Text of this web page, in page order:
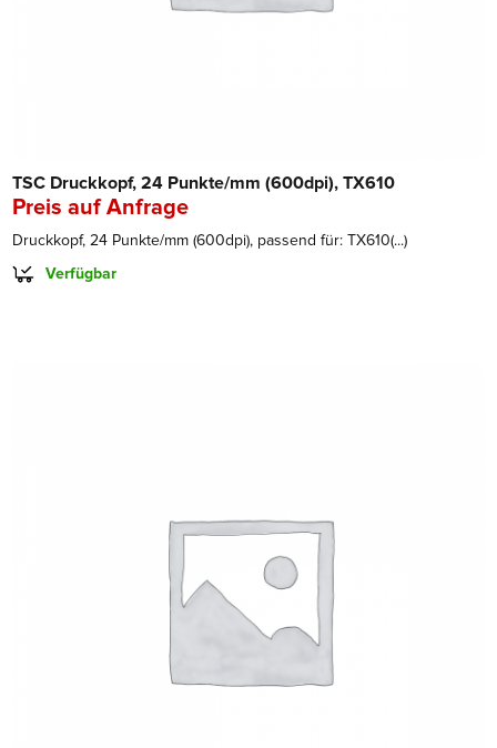
TSC Druckkopf, 24 Punkte/mm (600dpi), TX610
Preis auf Anfrage
Druckkopf, 24 Punkte/mm (600dpi), passend für: TX610(...)
Verfügbar